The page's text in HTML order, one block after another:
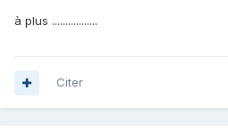
à plus .................
Citer